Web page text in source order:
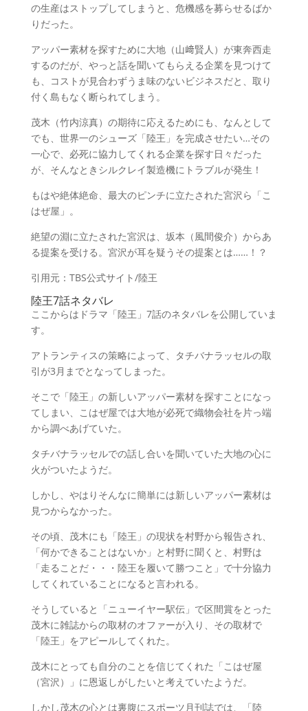
の生産はストップしてしまうと、危機感を募らせるばか
りだった。
アッパー素材を探すために大地（山﨑賢人）が東奔西走
するのだが、やっと話を聞いてもらえる企業を見つけて
も、コストが見合わずうま味のないビジネスだと、取り
付く島もなく断られてしまう。
茂木（竹内涼真）の期待に応えるためにも、なんとして
でも、世界一のシューズ「陸王」を完成させたい…その
一心で、必死に協力してくれる企業を探す日々だった
が、そんなときシルクレイ製造機にトラブルが発生！
もはや絶体絶命、最大のピンチに立たされた宮沢ら「こ
はぜ屋」。
絶望の淵に立たされた宮沢は、坂本（風間俊介）からあ
る提案を受ける。宮沢が耳を疑うその提案とは……！？
引用元：TBS公式サイト/陸王
陸王7話ネタバレ
ここからはドラマ「陸王」7話のネタバレを公開していま
す。
アトランティスの策略によって、タチバナラッセルの取
引が3月までとなってしまった。
そこで「陸王」の新しいアッパー素材を探すことになっ
てしまい、こはぜ屋では大地が必死で織物会社を片っ端
から調べあげていた。
タチバナラッセルでの話し合いを聞いていた大地の心に
火がついたようだ。
しかし、やはりそんなに簡単には新しいアッパー素材は
見つからなかった。
その頃、茂木にも「陸王」の現状を村野から報告され、
「何かできることはないか」と村野に聞くと、村野は
「走ることだ・・・陸王を履いて勝つこと」で十分協力
してくれていることになると言われる。
そうしていると「ニューイヤー駅伝」で区間賞をとった
茂木に雑誌からの取材のオファーが入り、その取材で
「陸王」をアピールしてくれた。
茂木にとっても自分のことを信じてくれた「こはぜ屋
（宮沢）」に恩返しがしたいと考えていたようだ。
しかし茂木の心とは裏腹にスポーツ月刊誌では、「陸